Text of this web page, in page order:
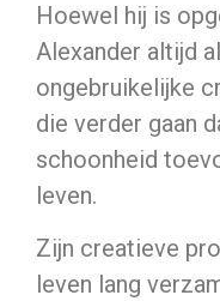
Hoewel hij is
Alexander altijd
ongebruikelijke
die verder gaan
schoonheid
leven.
Zijn creatieve
leven lang